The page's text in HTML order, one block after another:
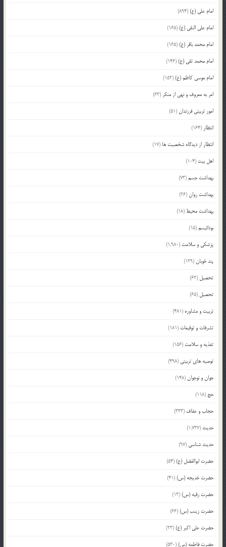
امام علی (ع)(894)
امام علی النقی (ع)(165)
امام محمد باقر (ع)(165)
امام محمد تقی (ع)(146)
امام موسی کاظم (ع)(152)
امر به معروف و نهی از منکر (63)
امور تربیتی فرزندان(51)
انتظار (164)
انتظار از دیدگاه شخصیت ها (17)
اهل بیت (104)
بهداشت جسم(73)
بهداشت روان(26)
بهداشت محیط (18)
بودائیسم(15)
پزشکی و سلامت (1,980)
پند خوبان(129)
تحصیل (62)
تحصیل (65)
تربیت و مشاوره (481)
تشرفات و توقیعات (181)
تغذیه و سلامت (156)
توصیه های تربیتی (498)
جوان و نوجوان(148)
حج (118)
حجاب و عفاف (333)
حدیث (1,737)
حدیث شناسی (97)
حضرت ابوالفضل (ع)(54)
حضرت خدیجه (س)(41)
حضرت رقیه (س)(13)
حضرت زینب (س)(66)
حضرت علی اکبر (ع)(23)
حضرت فاطمه (س)(530)